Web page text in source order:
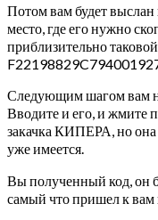
Потом вам будет
место, где его нужно
приблизительно таковой
Следующим шагом вам
Вводите и его, и жмите
закачка КИПЕРА, но она
уже имеется.
Вы полученный код, он
самый что пришел к вам